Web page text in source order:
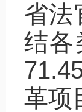
省法
结各
革项